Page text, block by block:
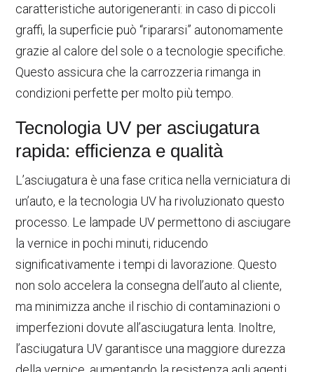
caratteristiche autorigeneranti: in caso di piccoli
graffi, la superficie può “ripararsi” autonomamente
grazie al calore del sole o a tecnologie specifiche.
Questo assicura che la carrozzeria rimanga in
condizioni perfette per molto più tempo.
Tecnologia UV per asciugatura
rapida: efficienza e qualità
L’asciugatura è una fase critica nella verniciatura di
un’auto, e la tecnologia UV ha rivoluzionato questo
processo. Le lampade UV permettono di asciugare
la vernice in pochi minuti, riducendo
significativamente i tempi di lavorazione. Questo
non solo accelera la consegna dell’auto al cliente,
ma minimizza anche il rischio di contaminazioni o
imperfezioni dovute all’asciugatura lenta. Inoltre,
l’asciugatura UV garantisce una maggiore durezza